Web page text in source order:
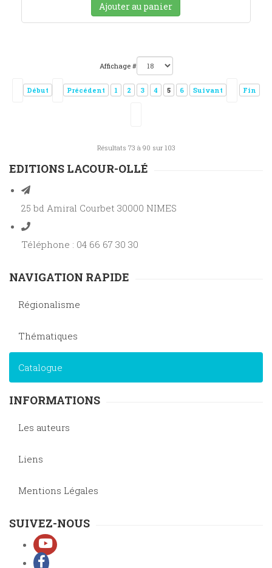
Ajouter au panier
Affichage #
Début Précédent 1 2 3 4 5 6 Suivant Fin
Résultats 73 à 90 sur 103
EDITIONS LACOUR-OLLÉ
25 bd Amiral Courbet 30000 NIMES
Téléphone : 04 66 67 30 30
NAVIGATION RAPIDE
Régionalisme
Thématiques
Catalogue
INFORMATIONS
Les auteurs
Liens
Mentions Légales
SUIVEZ-NOUS